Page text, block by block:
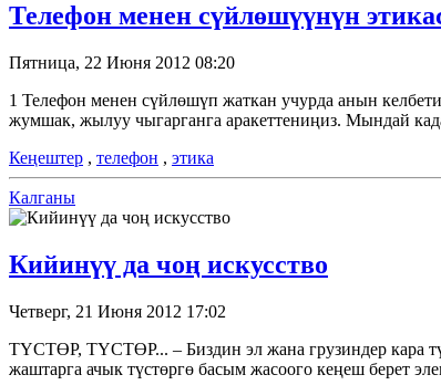
Телефон менен сүйлөшүүнүн
Пятница, 22 Июня 2012 08:20
1 Телефон менен сүйлөшүп жаткан учурда анын
жумшак, жылуу чыгарганга аракеттениңиз. Мындай
Кеңештер , телефон , этика
Калганы
Кийинүү да чоң искусство
Четверг, 21 Июня 2012 17:02
ТҮСТӨР, ТҮСТӨР... – Биздин эл жана грузиндер кара
жаштарга ачык түстөргө басым жасоого кеңеш берет